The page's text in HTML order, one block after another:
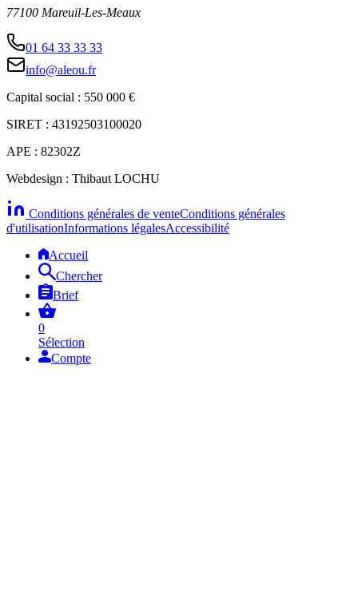
77100 Mareuil-Les-Meaux
01 64 33 33 33
info@aleou.fr
Capital social : 550 000 €
SIRET : 43192503100020
APE : 82302Z
Webdesign : Thibaut LOCHU
Conditions générales de venteConditions générales
d'utilisationInformations légalesAccessibilité
Accueil
Chercher
Brief
0
Sélection
Compte